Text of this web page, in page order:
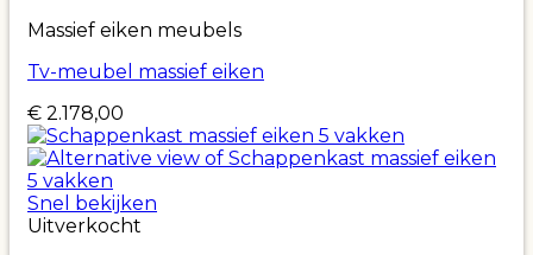
Massief eiken meubels
Tv-meubel massief eiken
€ 2.178,00
Snel bekijken
Uitverkocht